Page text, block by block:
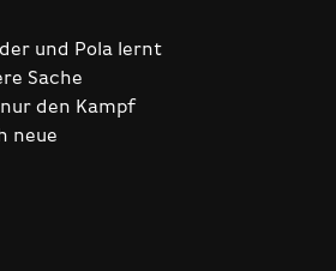
und Pola lernt
Sache
den Kampf
neue